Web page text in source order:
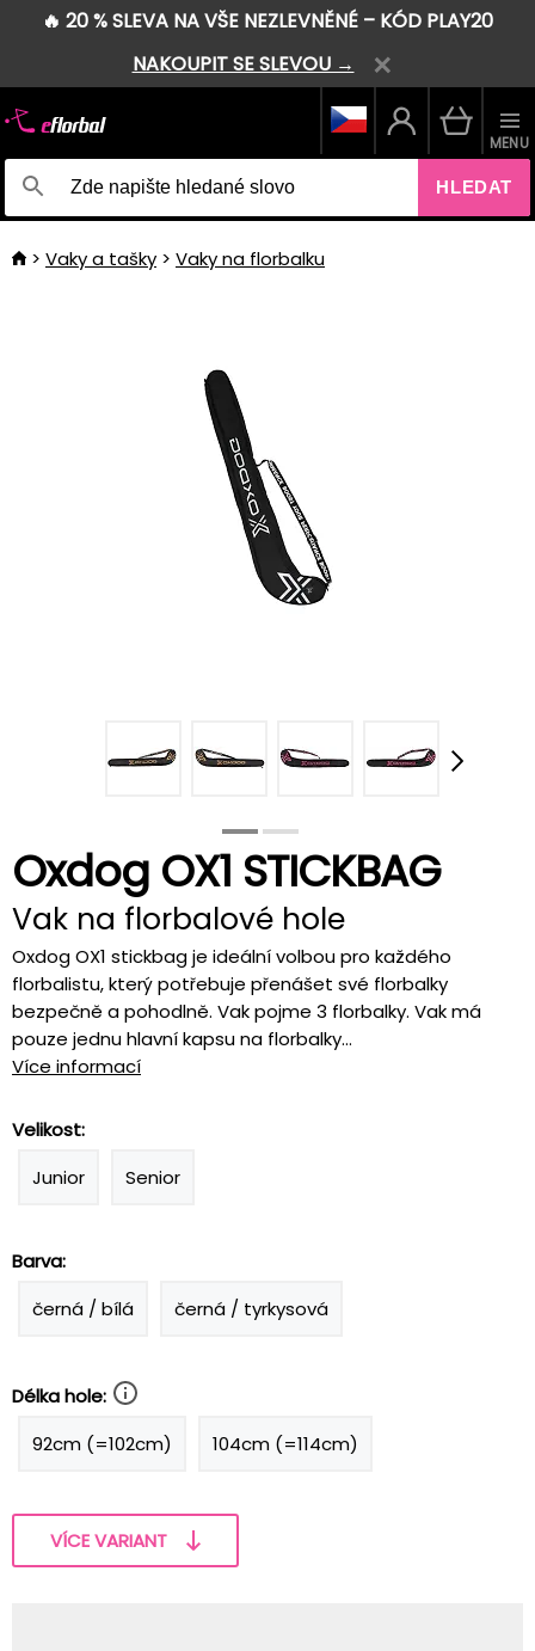
🔥 20 % SLEVA NA VŠE NEZLEVNĚNÉ – KÓD PLAY20
NAKOUPIT SE SLEVOU →
HLEDAT
MENU
Vaky a tašky Vaky na florbalku
Oxdog OX1 STICKBAG
Vak na florbalové hole
Oxdog OX1 stickbag je ideální volbou pro každého
florbalistu, který potřebuje přenášet své florbalky
bezpečně a pohodlně. Vak pojme 3 florbalky. Vak má
pouze jednu hlavní kapsu na florbalky...
Více informací
Velikost:
Junior
Senior
Barva:
černá / bílá
černá / tyrkysová
Délka hole:
92cm (=102cm)
104cm (=114cm)
VÍCE VARIANT